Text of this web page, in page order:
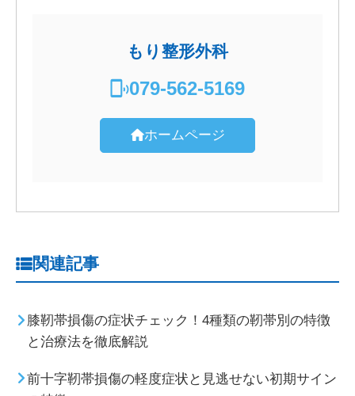
もり整形外科
079-562-5169
ホームページ
関連記事
膝靭帯損傷の症状チェック！4種類の靭帯別の特徴
と治療法を徹底解説
前十字靭帯損傷の軽度症状と見逃せない初期サイン